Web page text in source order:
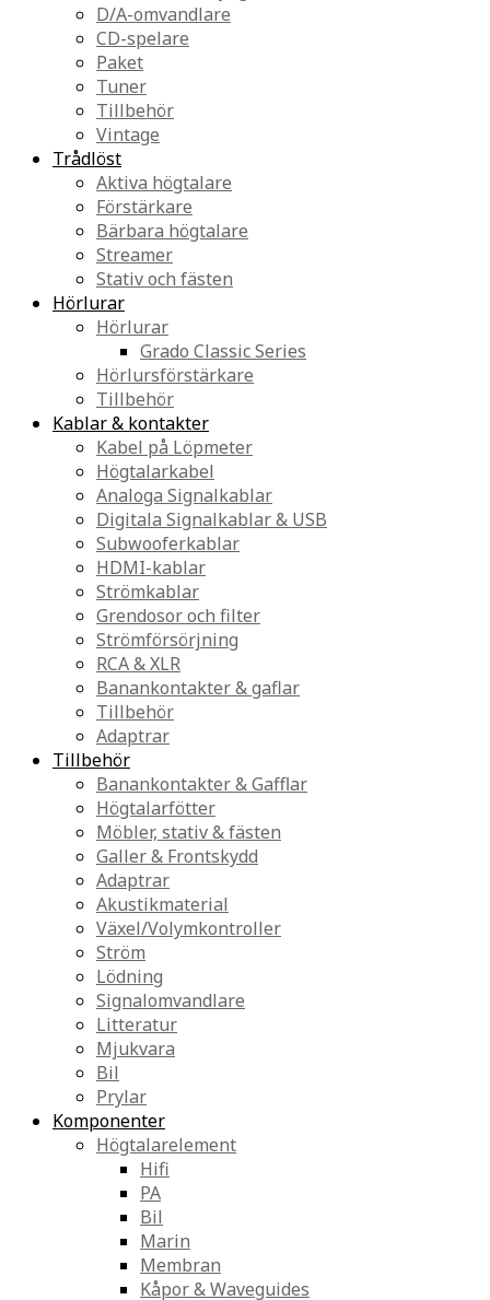
D/A-omvandlare
CD-spelare
Paket
Tuner
Tillbehör
Vintage
Trådlöst
Aktiva högtalare
Förstärkare
Bärbara högtalare
Streamer
Stativ och fästen
Hörlurar
Hörlurar
Grado Classic Series
Hörlursförstärkare
Tillbehör
Kablar & kontakter
Kabel på Löpmeter
Högtalarkabel
Analoga Signalkablar
Digitala Signalkablar & USB
Subwooferkablar
HDMI-kablar
Strömkablar
Grendosor och filter
Strömförsörjning
RCA & XLR
Banankontakter & gaflar
Tillbehör
Adaptrar
Tillbehör
Banankontakter & Gafflar
Högtalarfötter
Möbler, stativ & fästen
Galler & Frontskydd
Adaptrar
Akustikmaterial
Växel/Volymkontroller
Ström
Lödning
Signalomvandlare
Litteratur
Mjukvara
Bil
Prylar
Komponenter
Högtalarelement
Hifi
PA
Bil
Marin
Membran
Kåpor & Waveguides